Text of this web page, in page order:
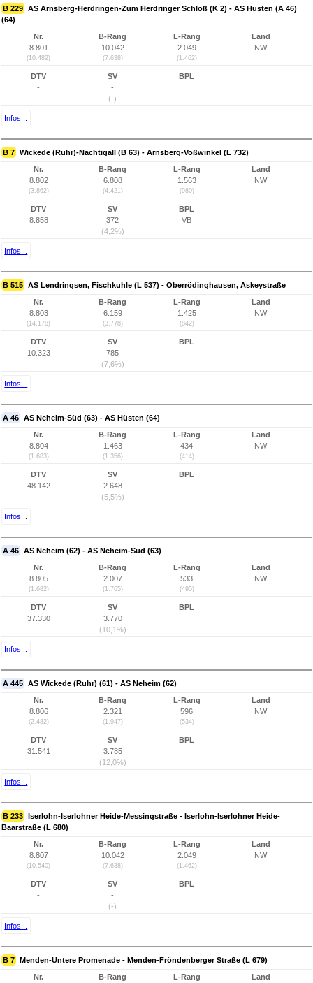
B 229 AS Arnsberg-Herdringen-Zum Herdringer Schloß (K 2) - AS Hüsten (A 46)
(64)
Nr.
8.801
(10.482)
B-Rang
10.042
(7.638)
L-Rang
2.049
(1.462)
Land
NW
DTV
-
SV
-
(-)
BPL
Infos...
B 7 Wickede (Ruhr)-Nachtigall (B 63) - Arnsberg-Voßwinkel (L 732)
Nr.
8.802
(3.862)
B-Rang
6.808
(4.421)
L-Rang
1.563
(980)
Land
NW
DTV
8.858
SV
372
(4,2%)
BPL
VB
Infos...
B 515 AS Lendringsen, Fischkuhle (L 537) - Oberrödinghausen, Askeystraße
Nr.
8.803
(14.178)
B-Rang
6.159
(3.778)
L-Rang
1.425
(842)
Land
NW
DTV
10.323
SV
785
(7,6%)
BPL
Infos...
A 46 AS Neheim-Süd (63) - AS Hüsten (64)
Nr.
8.804
(1.683)
B-Rang
1.463
(1.356)
L-Rang
434
(414)
Land
NW
DTV
48.142
SV
2.648
(5,5%)
BPL
Infos...
A 46 AS Neheim (62) - AS Neheim-Süd (63)
Nr.
8.805
(1.682)
B-Rang
2.007
(1.765)
L-Rang
533
(495)
Land
NW
DTV
37.330
SV
3.770
(10,1%)
BPL
Infos...
A 445 AS Wickede (Ruhr) (61) - AS Neheim (62)
Nr.
8.806
(2.482)
B-Rang
2.321
(1.947)
L-Rang
596
(534)
Land
NW
DTV
31.541
SV
3.785
(12,0%)
BPL
Infos...
B 233 Iserlohn-Iserlohner Heide-Messingstraße - Iserlohn-Iserlohner Heide-
Baarstraße (L 680)
Nr.
8.807
(10.540)
B-Rang
10.042
(7.638)
L-Rang
2.049
(1.462)
Land
NW
DTV
-
SV
-
(-)
BPL
Infos...
B 7 Menden-Untere Promenade - Menden-Fröndenberger Straße (L 679)
Nr.
B-Rang
L-Rang
Land